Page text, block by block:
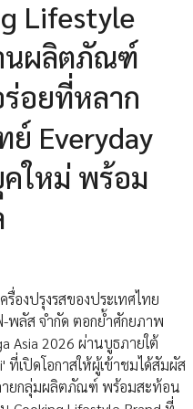
Lifestyle
นผลิตภัณฑ์
อยที่หลาก
Everyday
ใหม่ พร้อม
องปรุงรสของประเทศไทย
-พลัส จำกัด ตอกย้ำศักยภาพ
Asia 2026 ผ่านบูธภายใต้
เปิดโอกาสให้ผู้เข้าชมได้สัมผัส
ายกลุ่มผลิตภัณฑ์ พร้อมสะท้อน